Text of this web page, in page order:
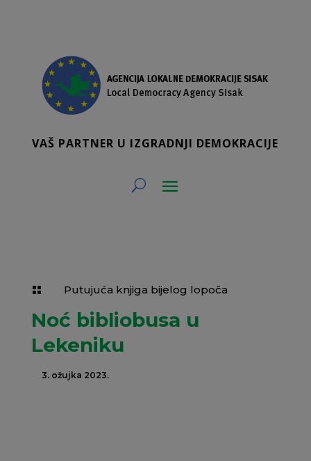
VAŠ PARTNER U IZGRADNJI DEMOKRACIJE
 Putujuća knjiga bijelog lopoča
Noć bibliobusa u
Lekeniku
3. ožujka 2023.